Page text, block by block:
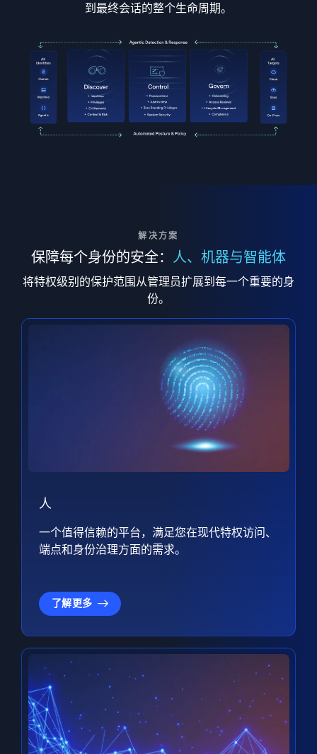
到最终会话的整个生命周期。
解决方案
保障每个身份的安全： 人、机器与智能体
将特权级别的保护范围从管理员扩展到每一个重要的身
份。
人
一个值得信赖的平台，满足您在现代特权访问、
端点和身份治理方面的需求。
了解更多